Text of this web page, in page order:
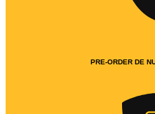
PRE-ORDER DE